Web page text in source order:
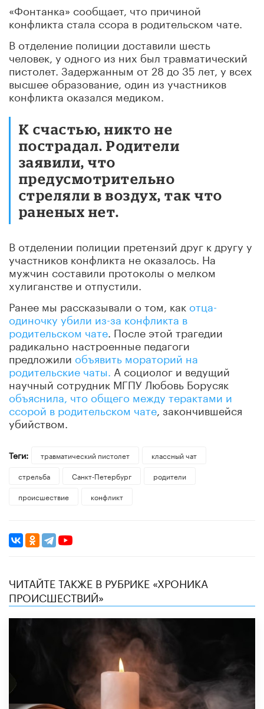
«Фонтанка» сообщает, что причиной
конфликта стала ссора в родительском чате.
В отделение полиции доставили шесть
человек, у одного из них был травматический
пистолет. Задержанным от 28 до 35 лет, у всех
высшее образование, один из участников
конфликта оказался медиком.
К счастью, никто не
пострадал. Родители
заявили, что
предусмотрительно
стреляли в воздух, так что
раненых нет.
В отделении полиции претензий друг к другу у
участников конфликта не оказалось. На
мужчин составили протоколы о мелком
хулиганстве и отпустили.
Ранее мы рассказывали о том, как отца-
одиночку убили из-за конфликта в
родительском чате . После этой трагедии
радикально настроенные педагоги
предложили объявить мораторий на
родительские чаты. А социолог и ведущий
научный сотрудник МГПУ Любовь Борусяк
объяснила, что общего между терактами и
ссорой в родительском чате, закончившейся
убийством.
Теги: травматический пистолет
классный чат
стрельба
Санкт-Петербург
родители
происшествие
конфликт
ЧИТАЙТЕ ТАКЖЕ В РУБРИКЕ «ХРОНИКА
ПРОИСШЕСТВИЙ»